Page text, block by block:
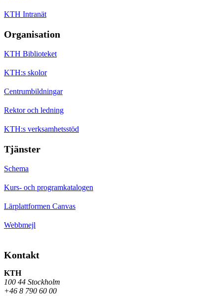
KTH Intranät
Organisation
KTH Biblioteket
KTH:s skolor
Centrumbildningar
Rektor och ledning
KTH:s verksamhetsstöd
Tjänster
Schema
Kurs- och programkatalogen
Lärplattformen Canvas
Webbmejl
Kontakt
KTH
100 44 Stockholm
+46 8 790 60 00